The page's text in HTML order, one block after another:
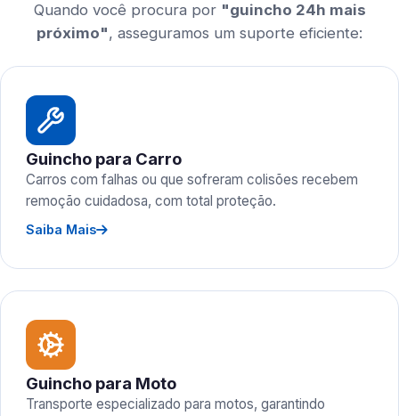
Quando você procura por "guincho 24h mais
próximo", asseguramos um suporte eficiente:
Guincho para Carro
Carros com falhas ou que sofreram colisões recebem
remoção cuidadosa, com total proteção.
Saiba Mais
Guincho para Moto
Transporte especializado para motos, garantindo